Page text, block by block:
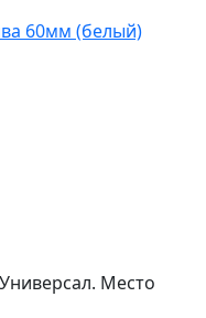
60мм (белый)
Место